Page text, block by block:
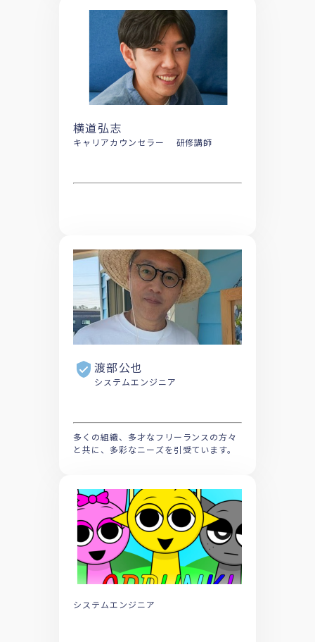
横道弘志
キャリアカウンセラー 研修講師
渡部公也
システムエンジニア
多くの組織、多才なフリーランスの方々
と共に、多彩なニーズを引受ています。
システムエンジニア